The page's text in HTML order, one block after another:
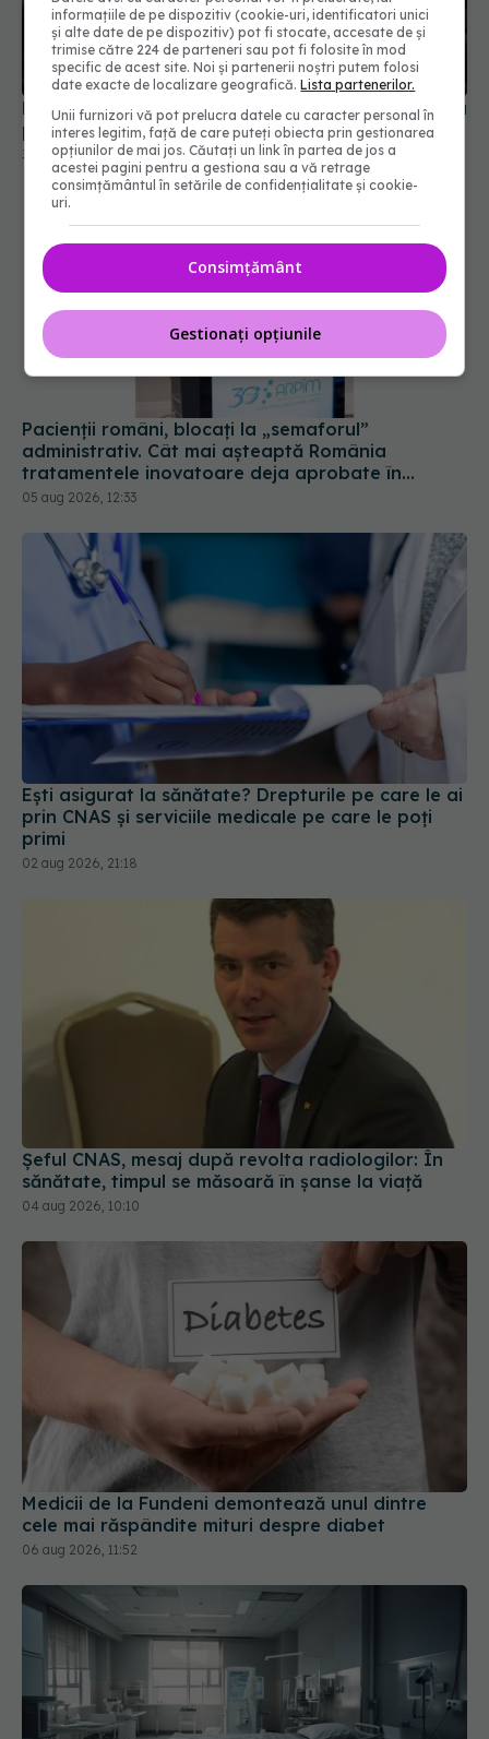
Noi reguli medicale pentru obținerea și reînnoirea
permisului de conducere. Ce se schimbă
30 iul 2026, 15:58
Pacienții români, blocați la „semaforul”
administrativ. Cât mai așteaptă România
tratamentele inovatoare deja aprobate în
Europa
05 aug 2026, 12:33
Ești asigurat la sănătate? Drepturile pe care le ai
prin CNAS și serviciile medicale pe care le poți
primi
02 aug 2026, 21:18
Șeful CNAS, mesaj după revolta radiologilor: În
sănătate, timpul se măsoară în șanse la viață
04 aug 2026, 10:10
Medicii de la Fundeni demontează unul dintre
cele mai răspândite mituri despre diabet
06 aug 2026, 11:52
informațiile de pe dispozitiv (cookie-uri, identificatori unici
și alte date de pe dispozitiv) pot fi stocate, accesate de și
trimise către 224 de parteneri sau pot fi folosite în mod
specific de acest site. Noi și partenerii noștri putem folosi
date exacte de localizare geografică.Lista partenerilor.
Unii furnizori vă pot prelucra datele cu caracter personal în
interes legitim, față de care puteți obiecta prin gestionarea
opțiunilor de mai jos. Căutați un link în partea de jos a
acestei pagini pentru a gestiona sau a vă retrage
consimțământul în setările de confidențialitate și cookie-
uri.
Consimțământ
Gestionați opțiunile